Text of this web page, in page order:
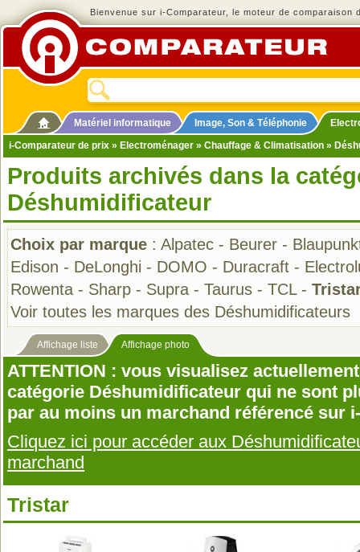
Bienvenue sur i-Comparateur, le moteur de comparaison
Matériel informatique Image, Son & Téléphonie
i-Comparateur de prix » Electroménager » Chauffage & Climatisation »
Produits archivés dans la
Déshumidificateur
Choix par marque : Alpatec - Beurer -
Edison - DeLonghi - DOMO - Duracraft -
Rowenta - Sharp - Supra - Taurus - TCL-
Voir toutes les marques des Déshumidificateurs
Affichage liste Affichage photo
ATTENTION : vous visualisez
catégorie Déshumidificateur qui ne sont
par au moins un marchand référencé sur
Cliquez ici pour accéder aux
marchand
Tristar